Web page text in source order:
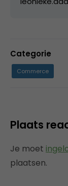
Categorie
Commerce
Plaats
Je moet
plaatsen.